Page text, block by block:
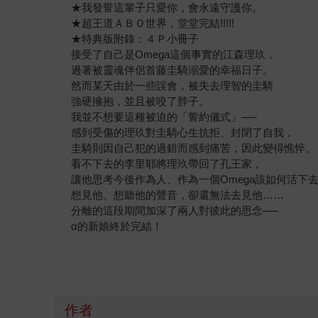
★我發誓這輩子只愛你，會永遠守護你。
★超王道ＡＢＯ世界，堂堂完結!!!!!
★特典版附錄：４Ｐ小冊子
接受了自己是Omega這個事實的江森理玖，
過著被靈魂伴侶首藤圭騎溺愛的幸福日子。
然而某天由於一些誤會，被失去理智的圭騎
強硬擁抱，並且被咬了脖子。
我並不想要這種被迫的「誓約儀式」──
感到受傷的理玖對圭騎心生抗拒、封閉了自我，
圭騎則因自己犯的過錯而感到痛苦，因此變得憔悴。
看不下去的李里耶將理玖帶回了孔王家，
讓他思考今後作為人、作為一個Omega該如何活下
想見他、想聽他的聲音，卻還無法去見他……
分離的這段期間加深了兩人對彼此的思念──
α的新娘終於完結！
作者